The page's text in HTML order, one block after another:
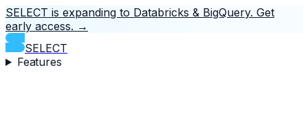
SELECT is expanding to Databricks & BigQuery. Get
early access. →
SELECT
Features